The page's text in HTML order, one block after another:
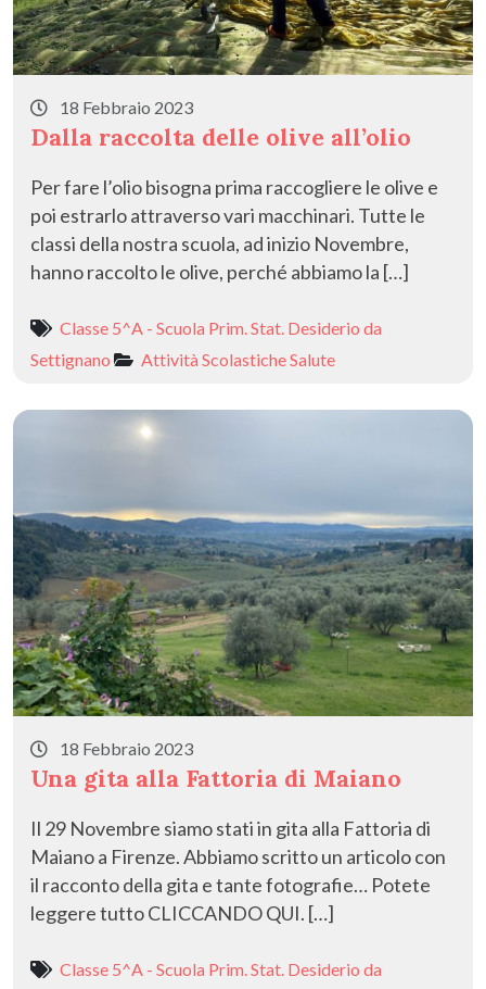
18 Febbraio 2023
Dalla raccolta delle olive all’olio
Per fare l’olio bisogna prima raccogliere le olive e
poi estrarlo attraverso vari macchinari. Tutte le
classi della nostra scuola, ad inizio Novembre,
hanno raccolto le olive, perché abbiamo la […]
Classe 5^A - Scuola Prim. Stat. Desiderio da
Settignano
Attività ScolasticheSalute
18 Febbraio 2023
Una gita alla Fattoria di Maiano
Il 29 Novembre siamo stati in gita alla Fattoria di
Maiano a Firenze. Abbiamo scritto un articolo con
il racconto della gita e tante fotografie… Potete
leggere tutto CLICCANDO QUI. […]
Classe 5^A - Scuola Prim. Stat. Desiderio da